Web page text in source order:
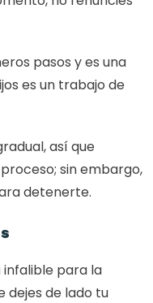
pasos y es una
es un trabajo de
así que
sin embargo,
detenerte.
infalible para la
dejes de lado tu